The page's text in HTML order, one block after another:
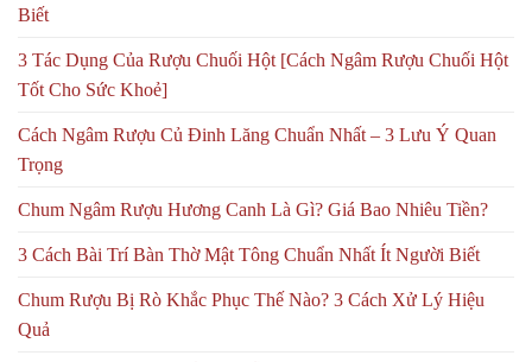
Biết
3 Tác Dụng Của Rượu Chuối Hột [Cách Ngâm Rượu Chuối Hột
Tốt Cho Sức Khoẻ]
Cách Ngâm Rượu Củ Đinh Lăng Chuẩn Nhất – 3 Lưu Ý Quan
Trọng
Chum Ngâm Rượu Hương Canh Là Gì? Giá Bao Nhiêu Tiền?
3 Cách Bài Trí Bàn Thờ Mật Tông Chuẩn Nhất Ít Người Biết
Chum Rượu Bị Rò Khắc Phục Thế Nào? 3 Cách Xử Lý Hiệu
Quả